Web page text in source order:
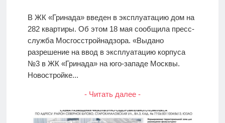
В ЖК «Гринада» введен в эксплуатацию дом на
282 квартиры. Об этом 18 мая сообщила пресс-
служба Мосгосстройнадзора. «Выдано
разрешение на ввод в эксплуатацию корпуса
№3 в ЖК «Гринада» на юго-западе Москвы.
Новостройке...
- Читать далее -